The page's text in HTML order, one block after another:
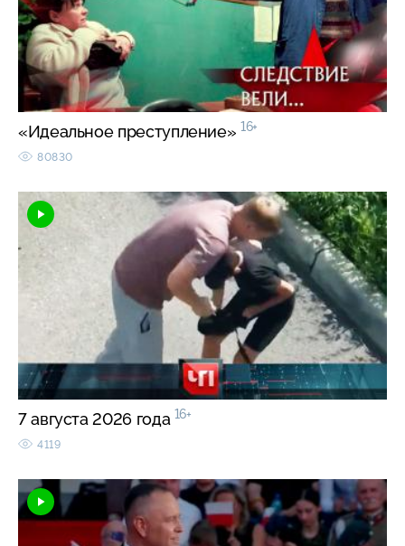
«Идеальное преступление» 16+
80830
7 августа 2026 года 16+
4119